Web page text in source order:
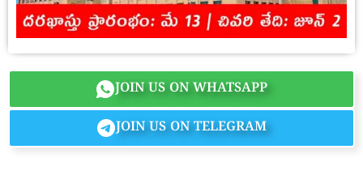
JOIN US ON WHATSAPP
JOIN US ON TELEGRAM